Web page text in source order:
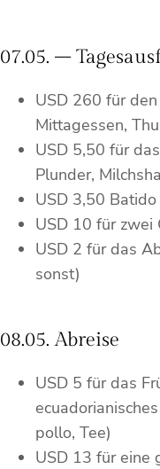
07.05. –
USD 260 für
Mittagessen,
USD 5,50 für
Plunder,
USD 3,50
USD 10 für zwei
USD 2 für das
sonst)
08.05. Abreise
USD 5 für das
pollo, Tee)
USD 13 für eine